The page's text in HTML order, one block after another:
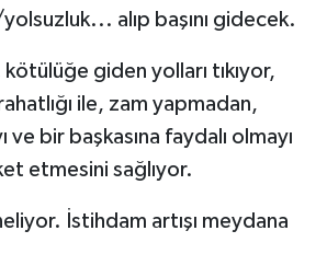
yolsuzluk... alıp başını gidecek.
kötülüğe giden yolları tıkıyor,
ile, zam yapmadan,
ve bir başkasına faydalı olmayı
etmesini sağlıyor.
İstihdam artışı meydana